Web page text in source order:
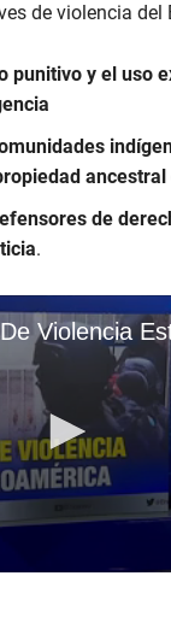
de violencia del
punitivo y el uso
de
.